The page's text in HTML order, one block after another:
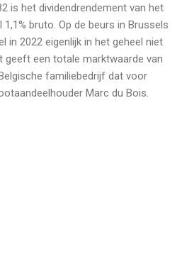
is het dividendrendement van het
bruto. Op de beurs in Brussels
in 2022 eigenlijk in het geheel niet
geeft een totale marktwaarde van
familiebedrijf dat voor
Marc du Bois.